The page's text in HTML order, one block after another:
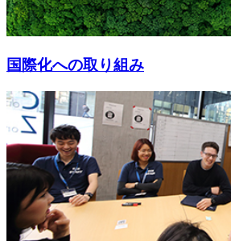
国際化への取り組み